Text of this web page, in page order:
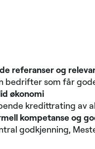
referanser og
bedrifter som får
økonomi
kredittrating av
kompetanse og
godkjenning,